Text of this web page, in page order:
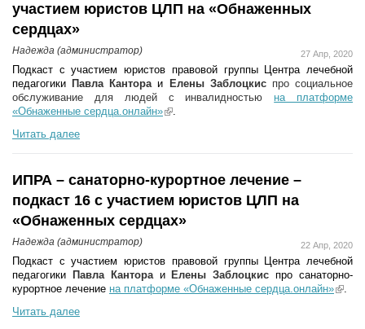
участием юристов ЦЛП на «Обнаженных
сердцах»
27 Апр, 2020
Надежда (администратор)
Подкаст с участием юристов правовой группы Центра лечебной
педагогики Павла Кантораи Елены Заблоцкис про социальное
обслуживание для людей с инвалидностью
на платформе
«Обнаженные сердца.онлайн»(link is external)
.
Читать далее
ИПРА – санаторно-курортное лечение –
подкаст 16 с участием юристов ЦЛП на
«Обнаженных сердцах»
22 Апр, 2020
Надежда (администратор)
Подкаст с участием юристов правовой группы Центра лечебной
педагогики
Павла Кантораи Елены Заблоцкис про санаторно-
курортное лечение на платформе «Обнаженные сердца.онлайн»(link
.
Читать далее